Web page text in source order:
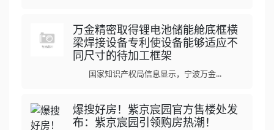
万金精密取得锂电池储能舱底框横
梁焊接设备专利使设备能够适应不
同尺寸的待加工框架
国家知识产权局信息显示，宁波万金...
爆搜好房！紫京宸园官方售楼处发
布：紫京宸园引领购房热潮！